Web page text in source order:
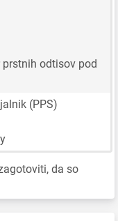
odtisov pod
(PPS)
da so